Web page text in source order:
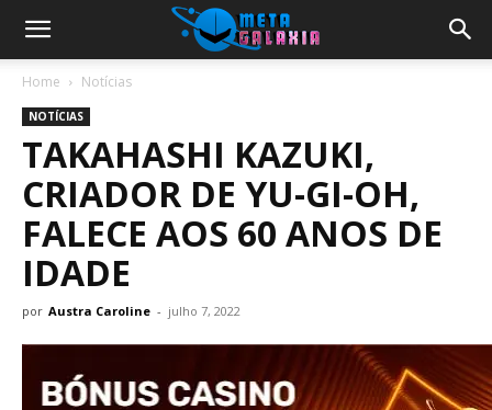
Home Notícias
NOTÍCIAS
TAKAHASHI KAZUKI,
CRIADOR DE YU-GI-OH,
FALECE AOS 60 ANOS DE
IDADE
por Austra Caroline - julho 7, 2022